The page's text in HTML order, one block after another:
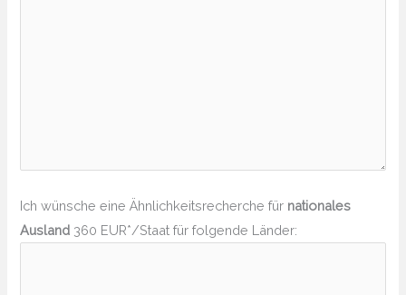
Ich wünsche eine Ähnlichkeitsrecherche für nationales
Ausland 360 EUR*/Staat für folgende Länder: